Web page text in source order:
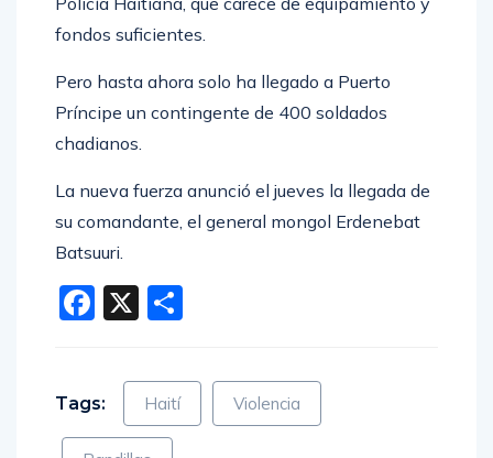
fondos suficientes.
Pero hasta ahora solo ha llegado a Puerto
Príncipe un contingente de 400 soldados
chadianos.
La nueva fuerza anunció el jueves la llegada de
su comandante, el general mongol Erdenebat
Batsuuri.
Facebook
X
Tags: Haití Violencia